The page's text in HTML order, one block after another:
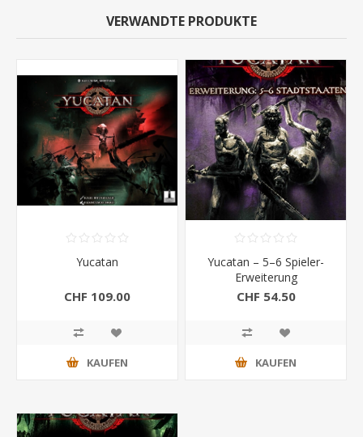
VERWANDTE PRODUKTE
Yucatan
CHF 109.00
KAUFEN
Yucatan – 5–6 Spieler-
Erweiterung
CHF 54.50
KAUFEN